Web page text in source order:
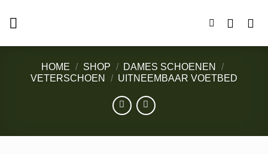
naar
HOME / SHOP / DAMES SCHOENEN
/
VETERSCHOEN
/ UITNEEMBAAR VOETBED